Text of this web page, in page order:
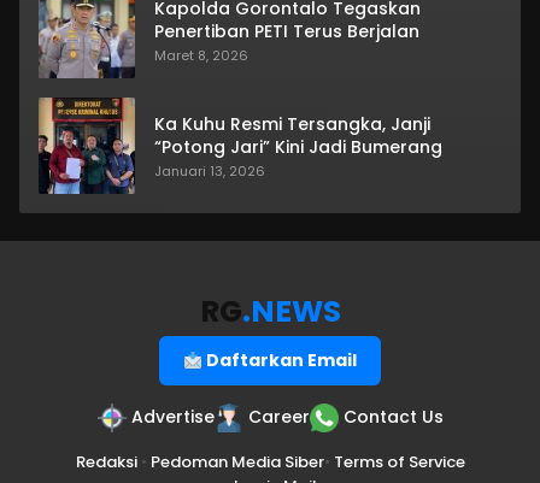
Kapolda Gorontalo Tegaskan
Penertiban PETI Terus Berjalan
Maret 8, 2026
Ka Kuhu Resmi Tersangka, Janji
“Potong Jari” Kini Jadi Bumerang
Januari 13, 2026
RG.NEWS
Daftarkan Email
Advertise Career Contact Us
Redaksi• Pedoman Media Siber• Terms of Service